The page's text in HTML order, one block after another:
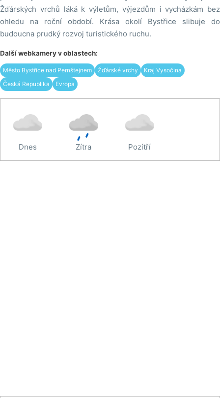
Žďárských vrchů láká k výletům, výjezdům i vycházkám bez
ohledu na roční období. Krása okolí Bystřice slibuje do
budoucna prudký rozvoj turistického ruchu.
Další webkamery v oblastech:
Město Bystřice nad Pernštejnem Žďárské vrchy
Kraj Vysočina
Česká Republika
Evropa
Dnes Zítra Pozítří